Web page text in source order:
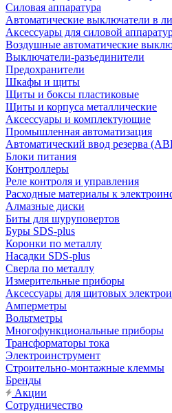
Силовая аппаратура
Автоматические выключатели в
Аксессуары для силовой
Воздушные автоматические
Выключатели-разъединители
Предохранители
Шкафы и щиты
Щиты и боксы пластиковые
Щиты и корпуса металлические
Аксессуары и комплектующие
Промышленная автоматизация
Автоматический ввод резерва
Блоки питания
Контроллеры
Реле контроля и управления
Расходные материалы к
Алмазные диски
Биты для шуруповертов
Буры SDS-plus
Коронки по металлу
Насадки SDS-plus
Сверла по металлу
Измерительные приборы
Аксессуары для щитовых
Амперметры
Вольтметры
Многофункциональные приборы
Трансформаторы тока
Электроинструмент
Строительно-монтажные клеммы
Бренды
Акции
Сотрудничество